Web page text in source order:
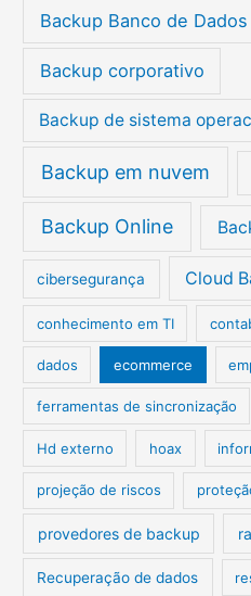
p
r
Backup Banco de Dados
Backup corporativo
Backup de sistema
Backup em nuvem
Backup Online
cibersegurança Cloud
conhecimento em TI
dados ecommerce
ferramentas de sincronização
Hd externo hoax
projeção de riscos
provedores de backup
Recuperação de dados